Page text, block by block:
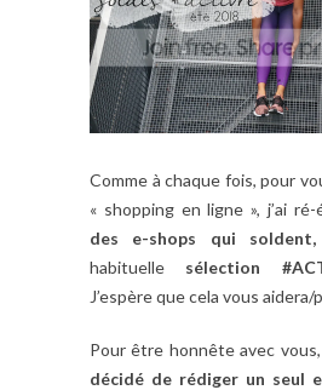
Comme à chaque fois, pour
« shopping en ligne », j’ai
des e-shops qui
habituelle sélection
J’espère que cela vous aidera/
Pour être honnête avec vous,
décidé de rédiger un seul